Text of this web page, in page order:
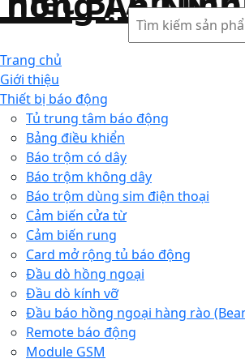
Tìm
kiếm
Trang chủ
Giới thiệu
Thiết bị báo động
Tủ trung tâm báo động
Bảng điều khiển
Báo trộm có dây
Báo trộm không dây
Báo trộm dùng sim điện thoại
Cảm biến cửa từ
Cảm biến rung
Card mở rộng tủ báo động
Đầu dò hồng ngoại
Đầu dò kính vỡ
Đầu báo hồng ngoại hàng rào
Remote báo động
Module GSM